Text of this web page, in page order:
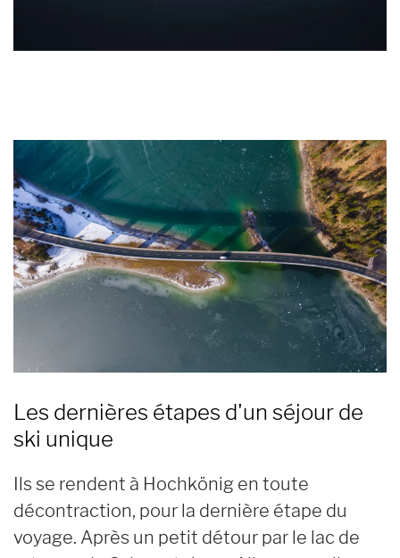
Les dernières étapes d'un séjour de
ski unique
Ils se rendent à Hochkönig en toute
décontraction, pour la dernière étape du
voyage. Après un petit détour par le lac de